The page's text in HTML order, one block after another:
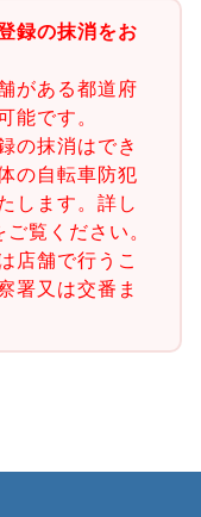
録の抹消をお
がある都道府
能です。
の抹消はでき
の自転車防犯
します。詳し
ご覧ください。
店舗で行うこ
署又は交番ま